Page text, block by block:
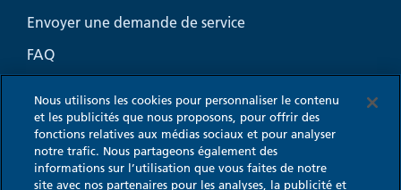
Envoyer une demande de service
FAQ
Coin Marketing pour l’aération de cuisine
Nous utilisons les cookies pour personnaliser le contenu
et les publicités que nous proposons, pour offrir des
fonctions relatives aux médias sociaux et pour analyser
notre trafic. Nous partageons également des
informations sur l’utilisation que vous faites de notre
site avec nos partenaires pour les analyses, la publicité et